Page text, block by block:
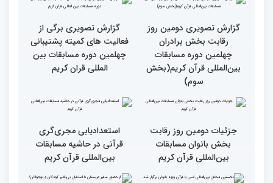
کشورهای زیادی رفته‌ام اما
حضور در ایران آرزویم بود
رقابت بخش برادران
چهلمین دوره مسابقات
بین‌المللی قرآن کریم(بخش
چهارم)
رقابت بخش برادران
چهلمین دوره مسابقات
بین‌المللی قرآن کریم(بخش
سوم)
فعالیت های کمیته پشتیبانی
چهلمین دوره مسابقات بین
المللی قران کریم